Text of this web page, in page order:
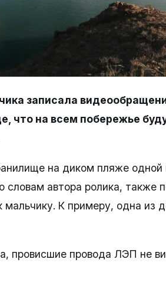
записала
что на всем побережье
на диком пляже одной
словам автора ролика, также
К примеру, одна из
провисшие провода ЛЭП не